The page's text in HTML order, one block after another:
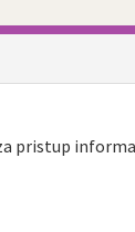
pristup